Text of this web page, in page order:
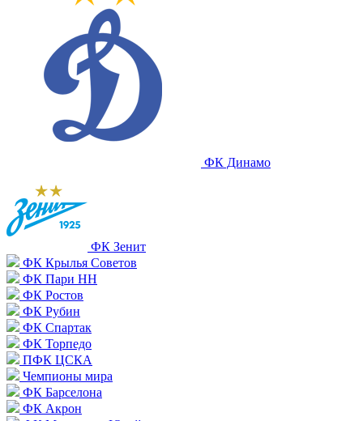
ФК Динамо
ФК Зенит
ФК Крылья Советов
ФК Пари НН
ФК Ростов
ФК Рубин
ФК Спартак
ФК Торпедо
ПФК ЦСКА
Чемпионы мира
ФК Барселона
ФК Акрон